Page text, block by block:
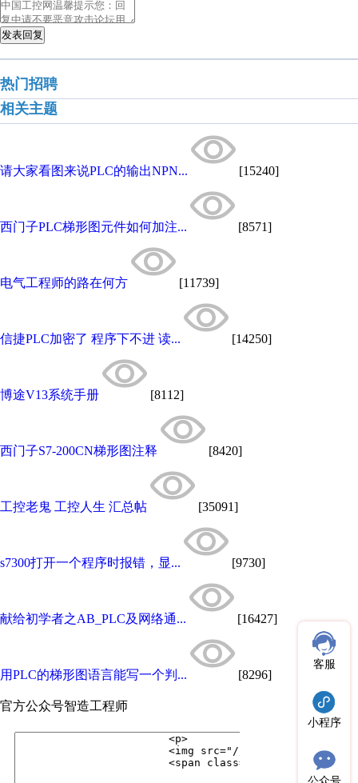
发表回复
热门招聘
相关主题
请大家看图来说PLC的输出NPN... [15240]
西门子PLC梯形图元件如何加注... [8571]
电气工程师的路在何方 [11739]
信捷PLC加密了 程序下不进 读... [14250]
博途V13系统手册 [8112]
西门子S7-200CN梯形图注释 [8420]
工控老鬼 工控人生 汇总帖 [35091]
s7300打开一个程序时报错，显... [9730]
献给初学者之AB_PLC及网络通... [16427]
用PLC的梯形图语言能写一个判... [8296]
官方公众号智造工程师
客服
小程序